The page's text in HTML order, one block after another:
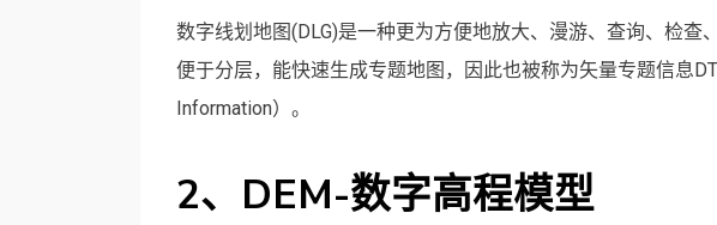
数字线划地图(DLG)是一种更为方便地放大、漫游、查询、检查
便于分层，能快速生成专题地图，因此也被称为矢量专题信息
Information）。
2、DEM-数字高程模型